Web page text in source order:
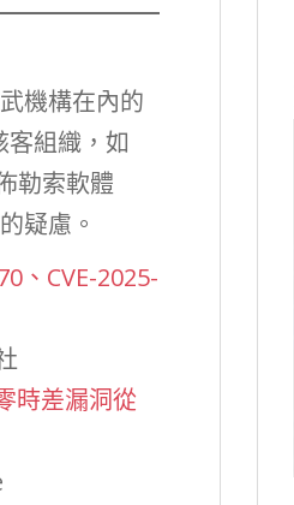
機構在內的
組織，如
勒索軟體
疑慮。
、CVE-2025-
時差漏洞從